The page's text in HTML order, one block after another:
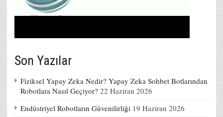
Son Yazılar
Fiziksel Yapay Zeka Nedir? Yapay Zeka Sohbet Botlarından
Robotlara Nasıl Geçiyor? 22 Haziran 2026
Endüstriyel Robotların Güvenilirliği 19 Haziran 2026